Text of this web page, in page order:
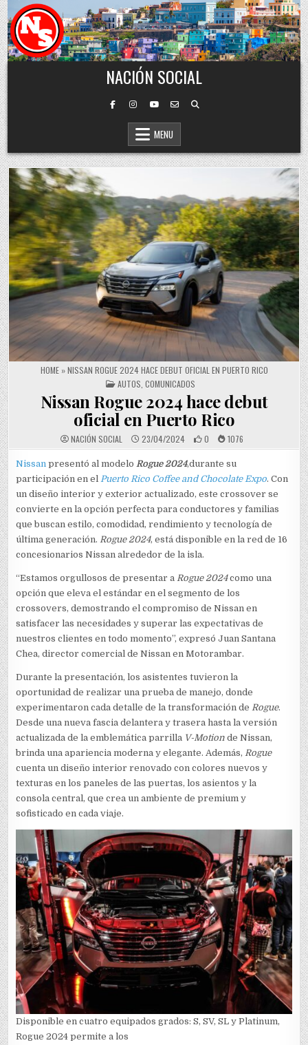
Skip to content
NACIÓN SOCIAL
MENU
HOME»NISSAN ROGUE 2024 HACE DEBUT OFICIAL EN PUERTO RICO
POSTED IN
AUTOS COMUNICADOS
Nissan Rogue 2024 hace debut
oficial en Puerto Rico
NACIÓN SOCIAL 23/04/2024 0 1076
Nissan presentó al modeloRogue 2024,durante su
participación en elPuerto Rico Coffee and Chocolate Expo. Con
un diseño interior y exterior actualizado, este crossover se
convierte en la opción perfecta para conductores y familias
que buscan estilo, comodidad, rendimiento y tecnología de
última generación.Rogue 2024, está disponible en la red de 16
concesionarios Nissan alrededor de la isla.
“Estamos orgullosos de presentar aRogue 2024como una
opción que eleva el estándar en el segmento de los
crossovers, demostrando el compromiso de Nissan en
satisfacer las necesidades y superar las expectativas de
nuestros clientes en todo momento”, expresó Juan Santana
Chea, director comercial de Nissan en Motorambar.
Durante la presentación, los asistentes tuvieron la
oportunidad de realizar una prueba de manejo, donde
experimentaron cada detalle de la transformación deRogue.
Desde una nueva fascia delantera y trasera hasta la versión
actualizada de la emblemática parrilla V-Motion de Nissan,
brinda una apariencia moderna y elegante. Además,Rogue
cuenta un diseño interior renovado con colores nuevos y
texturas en los paneles de las puertas, los asientos y la
consola central, que crea un ambiente de premium y
sofisticado en cada viaje.
Disponible en cuatro equipados grados: S, SV, SL y Platinum,
Rogue 2024 permite a los